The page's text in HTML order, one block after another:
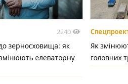
2240
зерносховища: як
елеваторну
Як
головних